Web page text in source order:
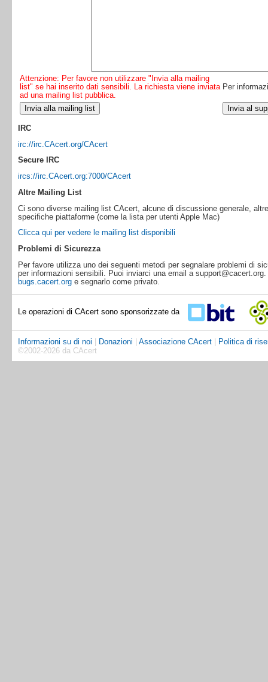
Attenzione: Per favore non utilizzare "Invia alla mailing
list" se hai inserito dati sensibili. La richiesta viene inviata
ad una mailing list pubblica.
Per
IRC
irc://irc.CAcert.org/CAcert
Secure IRC
ircs://irc.CAcert.org:7000/CAcert
Altre Mailing List
Ci sono diverse mailing list CAcert, alcune di discussione generale,
specifiche piattaforme (come la lista per utenti Apple Mac)
Clicca qui per vedere le mailing list disponibili
Problemi di Sicurezza
Per favore utilizza uno dei seguenti metodi per segnalare problemi di
per informazioni sensibili. Puoi inviarci una email a
bugs.cacert.orge segnarlo come privato.
Le operazioni di CAcert sono sponsorizzate da
Informazioni su di noi Donazioni Associazione CAcert|
Politica di
©2002-2026 da CAcert